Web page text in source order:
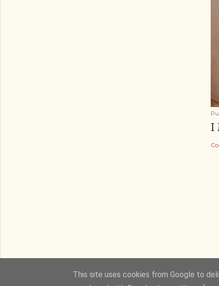
I
This site uses cookies from Google to